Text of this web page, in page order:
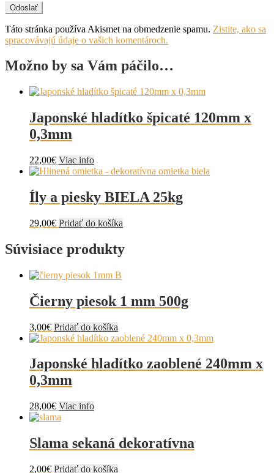
Táto stránka používa Akismet na obmedzenie spamu. Zistite, ako sa
spracovávajú údaje o vašich komentároch.
Možno by sa Vám páčilo…
Japonské hladítko špicaté 120mm x
0,3mm
22,00€ Viac info
Íly a piesky BIELA 25kg
29,00€ Pridať do košíka
Súvisiace produkty
Čierny piesok 1 mm 500g
3,00€ Pridať do košíka
Japonské hladítko zaoblené 240mm x
0,3mm
28,00€ Viac info
Slama sekaná dekoratívna
2,00€ Pridať do košíka